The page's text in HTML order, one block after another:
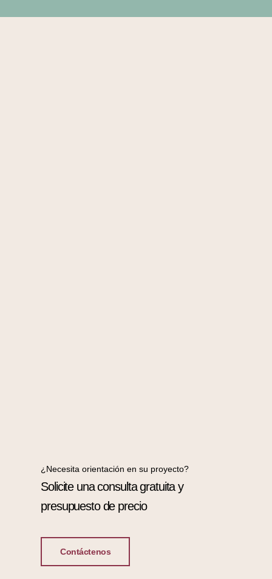
¿Necesita orientación en su proyecto?
Solicite una consulta gratuita y
presupuesto de precio
Contáctenos